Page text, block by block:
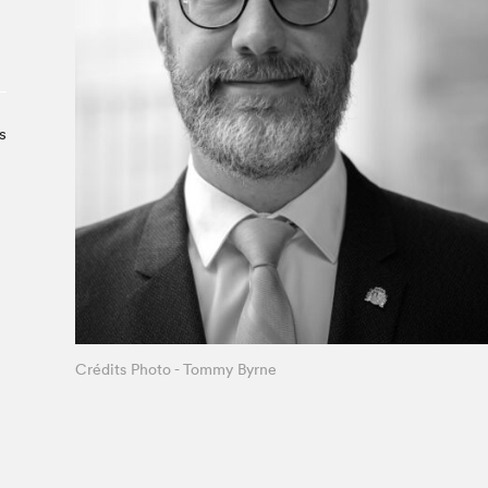
À propos du Salon
Liste des exposant·e·s
Liste des auteur·rice·s
Crédits Photo - Tommy Byrne